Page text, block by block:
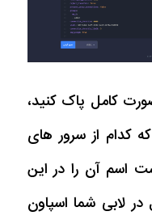
خط 45 را به صورت کامل پاک کنید،
که کدام از سرور های
اسم آن را در این
لابی شما اسپاون